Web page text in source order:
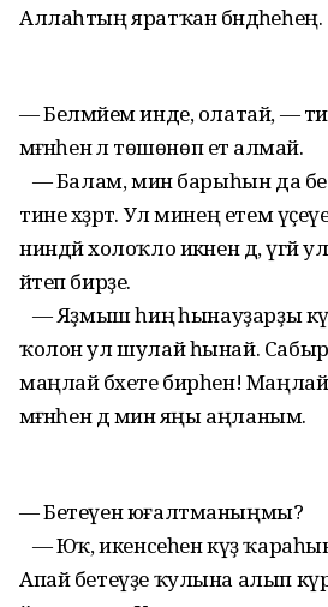
Аллаһтың яратҡан бәндәһеһең.
— Белмәйем инде, олатай, — тип
мәғәнәһенә лә төшөнөп етә алмай.
— Балам, мин барыһын да
тине хәҙрәт. Ул минең етем
ниндәй холоҡло икәнен дә, үгәй
әйтеп бирҙе.
— Яҙмыш һиңә һынауҙарҙы
ҡолон ул шулай һынай. Сабыр
маңлай бәхете бирһен! Маңлай
мәғәнәһен дә мин яңы аңланым.
— Бетеүен юғалтманыңмы?
— Юҡ, икенсеһен күҙ
Апай бетеүҙе ҡулына алып